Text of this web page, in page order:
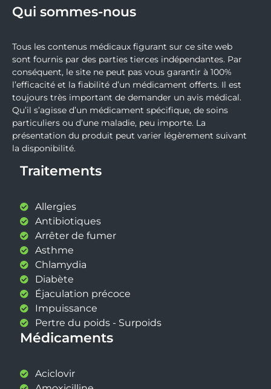
Qui sommes-nous
Tous les contenus médicaux figurant sur ce site web
sont fournis par des parties tierces indépendantes. Par
conséquent, le site ne peut pas vous garantir à 100%
l’efficacité et la fiabilité d’un médicament offerts. Il est
toujours très important de demander un avis médical.
Qu’il s’agisse d’un médicament spécifique, de soins
particuliers ou d’une maladie, peu importe. La
présentation du produit peut varier légèrement suivant
la disponibilité.
Traitements
Allergies
Antibiotiques
Arrêter de fumer
Asthme
Chlamydia
Diabète
Éjaculation précoce
Impuissance
Pertre du poids - Surpoids
Médicaments
Aciclovir